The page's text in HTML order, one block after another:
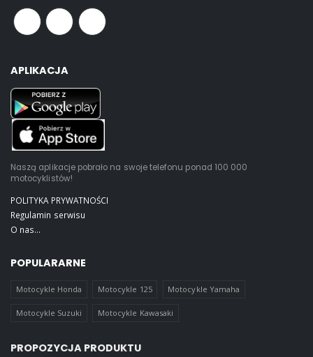
APLIKACJA
Naszą aplikacje pobrało na swoje telefonu ponad 100 000
motocyklistów!
POLITYKA PRYWATNOŚCI
Regulamin serwisu
O nas...
POPULARARNE
Motocykle Honda Motocykle 125 Motocykle Yamaha
Motocykle Suzuki Motocykle Kawasaki
PROPOZYCJA PRODUKTU